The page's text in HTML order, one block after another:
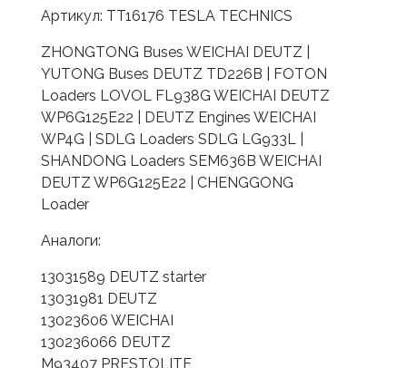
Артикул: TT16176 TESLA TECHNICS
ZHONGTONG Buses WEICHAI DEUTZ |
YUTONG Buses DEUTZ TD226B | FOTON
Loaders LOVOL FL938G WEICHAI DEUTZ
WP6G125E22 | DEUTZ Engines WEICHAI
WP4G | SDLG Loaders SDLG LG933L |
SHANDONG Loaders SEM636B WEICHAI
DEUTZ WP6G125E22 | CHENGGONG
Loader
Аналоги:
13031589 DEUTZ starter
13031981 DEUTZ
13023606 WEICHAI
130236066 DEUTZ
M93407 PRESTOLITE